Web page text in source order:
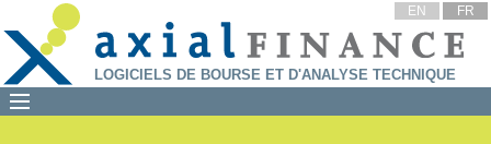
EN FR
LOGICIELS DE BOURSE ET D'ANALYSE TECHNIQUE